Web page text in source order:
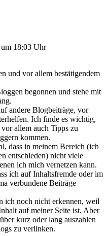
18:03 Uhr
und vor allem bestätigendem
begonnen und stehe mit
andere Blogbeiträge, vor
Ich finde es wichtig,
allem auch Tipps zu
kommen.
dass in meinem Bereich (ich
entschieden) nicht viele
ich mich vernetzen kann.
ich auf Inhaltsfremde oder im
verbundene Beiträge
ich noch nicht erkennen, weil
auf meiner Seite ist. Aber
kurz oder lang auszahlen
zu verlinken.